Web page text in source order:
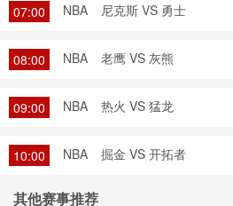
07:00 NBA 尼克斯 VS 勇士
08:00 NBA 老鹰 VS 灰熊
09:00 NBA 热火 VS 猛龙
10:00 NBA 掘金 VS 开拓者
其他赛事推荐